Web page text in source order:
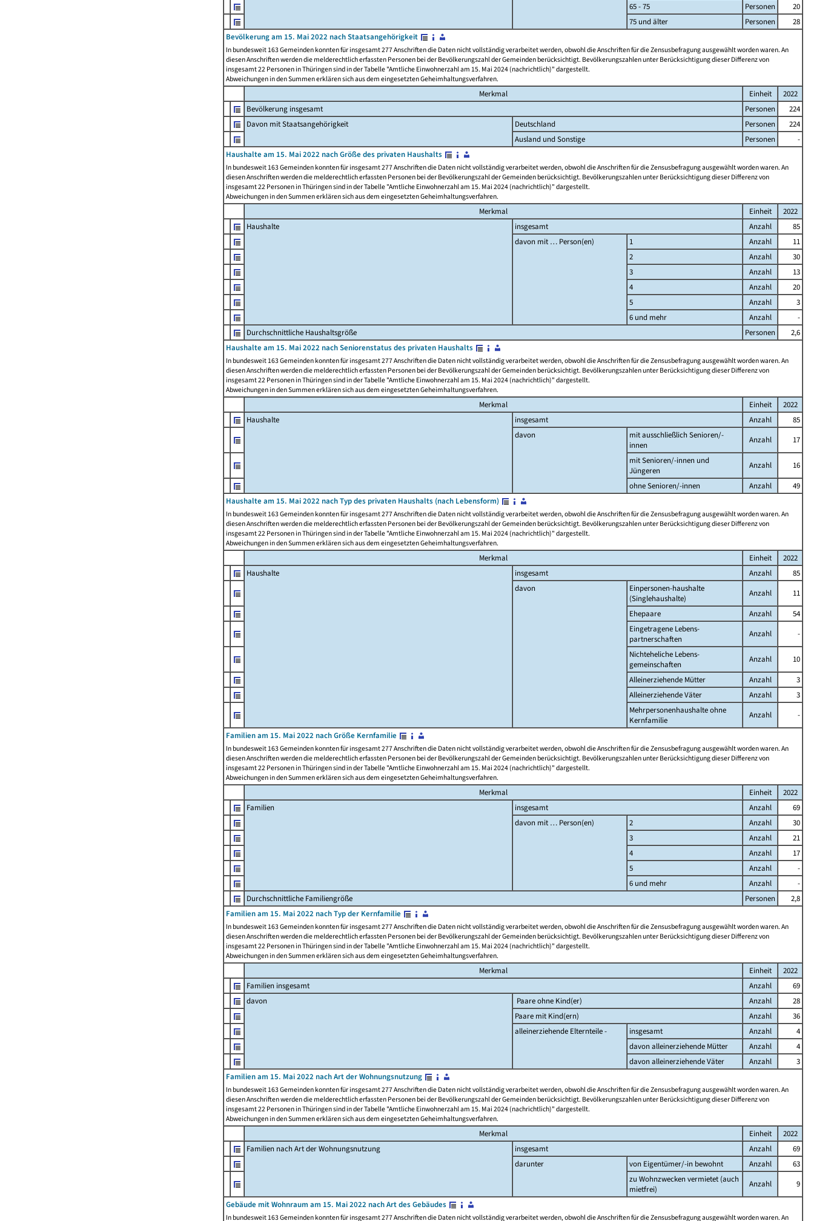
65 - 75
Personen
20
75 und älter
Personen
28
Bevölkerung am 15. Mai 2022 nach Staatsangehörigkeit
In bundesweit 163 Gemeinden konnten für insgesamt 277 Anschriften die Daten nicht vollständig verarbeitet werden, obwohl die Anschriften für die Zensusbefragung ausgewählt worden waren. An
diesen Anschriften werden die melderechtlich erfassten Personen bei der Bevölkerungszahl der Gemeinden berücksichtigt. Bevölkerungszahlen unter Berücksichtigung dieser Differenz von
insgesamt 22 Personen in Thüringen sind in der Tabelle "Amtliche Einwohnerzahl am 15. Mai 2024 (nachrichtlich)" dargestellt.
Abweichungen in den Summen erklären sich aus dem eingesetzten Geheimhaltungsverfahren.
Merkmal Einheit
2022
Bevölkerung insgesamt
Personen
224
Davon mit Staatsangehörigkeit
Deutschland Personen
224
Ausland und Sonstige
Personen
-
Haushalte am 15. Mai 2022 nach Größe des privaten Haushalts
In bundesweit 163 Gemeinden konnten für insgesamt 277 Anschriften die Daten nicht vollständig verarbeitet werden, obwohl die Anschriften für die Zensusbefragung ausgewählt worden waren. An
diesen Anschriften werden die melderechtlich erfassten Personen bei der Bevölkerungszahl der Gemeinden berücksichtigt. Bevölkerungszahlen unter Berücksichtigung dieser Differenz von
insgesamt 22 Personen in Thüringen sind in der Tabelle "Amtliche Einwohnerzahl am 15. Mai 2024 (nachrichtlich)" dargestellt.
Abweichungen in den Summen erklären sich aus dem eingesetzten Geheimhaltungsverfahren.
Merkmal Einheit
2022
Haushalte
insgesamt Anzahl
85
davon mit … Person(en)
1 Anzahl
11
2
Anzahl
30
3
Anzahl
13
4
Anzahl
20
5
Anzahl
3
6 und mehr
Anzahl
-
Durchschnittliche Haushaltsgröße
Personen
2,6
Haushalte am 15. Mai 2022 nach Seniorenstatus des privaten Haushalts
In bundesweit 163 Gemeinden konnten für insgesamt 277 Anschriften die Daten nicht vollständig verarbeitet werden, obwohl die Anschriften für die Zensusbefragung ausgewählt worden waren. An
diesen Anschriften werden die melderechtlich erfassten Personen bei der Bevölkerungszahl der Gemeinden berücksichtigt. Bevölkerungszahlen unter Berücksichtigung dieser Differenz von
insgesamt 22 Personen in Thüringen sind in der Tabelle "Amtliche Einwohnerzahl am 15. Mai 2024 (nachrichtlich)" dargestellt.
Abweichungen in den Summen erklären sich aus dem eingesetzten Geheimhaltungsverfahren.
Merkmal Einheit
2022
Haushalte
insgesamt Anzahl
85
davon
mit ausschließlich Senioren/-
innen
Anzahl
17
mit Senioren/-innen und
Jüngeren
Anzahl
16
ohne Senioren/-innen
Anzahl
49
Haushalte am 15. Mai 2022 nach Typ des privaten Haushalts (nach Lebensform)
In bundesweit 163 Gemeinden konnten für insgesamt 277 Anschriften die Daten nicht vollständig verarbeitet werden, obwohl die Anschriften für die Zensusbefragung ausgewählt worden waren. An
diesen Anschriften werden die melderechtlich erfassten Personen bei der Bevölkerungszahl der Gemeinden berücksichtigt. Bevölkerungszahlen unter Berücksichtigung dieser Differenz von
insgesamt 22 Personen in Thüringen sind in der Tabelle "Amtliche Einwohnerzahl am 15. Mai 2024 (nachrichtlich)" dargestellt.
Abweichungen in den Summen erklären sich aus dem eingesetzten Geheimhaltungsverfahren.
Merkmal Einheit
2022
Haushalte
insgesamt Anzahl
85
davon
Einpersonen-haushalte
(Singlehaushalte)
Anzahl
11
Ehepaare
Anzahl
54
Eingetragene Lebens-
partnerschaften
Anzahl
-
Nichteheliche Lebens-
gemeinschaften
Anzahl
10
Alleinerziehende Mütter
Anzahl
3
Alleinerziehende Väter
Anzahl
3
Mehrpersonenhaushalte ohne
Kernfamilie
Anzahl
-
Familien am 15. Mai 2022 nach Größe Kernfamilie
In bundesweit 163 Gemeinden konnten für insgesamt 277 Anschriften die Daten nicht vollständig verarbeitet werden, obwohl die Anschriften für die Zensusbefragung ausgewählt worden waren. An
diesen Anschriften werden die melderechtlich erfassten Personen bei der Bevölkerungszahl der Gemeinden berücksichtigt. Bevölkerungszahlen unter Berücksichtigung dieser Differenz von
insgesamt 22 Personen in Thüringen sind in der Tabelle "Amtliche Einwohnerzahl am 15. Mai 2024 (nachrichtlich)" dargestellt.
Abweichungen in den Summen erklären sich aus dem eingesetzten Geheimhaltungsverfahren.
Merkmal Einheit
2022
Familien
insgesamt Anzahl
69
davon mit … Person(en)
2 Anzahl
30
3
Anzahl
21
4
Anzahl
17
5
Anzahl
-
6 und mehr
Anzahl
-
Durchschnittliche Familiengröße
Personen
2,8
Familien am 15. Mai 2022 nach Typ der Kernfamilie
In bundesweit 163 Gemeinden konnten für insgesamt 277 Anschriften die Daten nicht vollständig verarbeitet werden, obwohl die Anschriften für die Zensusbefragung ausgewählt worden waren. An
diesen Anschriften werden die melderechtlich erfassten Personen bei der Bevölkerungszahl der Gemeinden berücksichtigt. Bevölkerungszahlen unter Berücksichtigung dieser Differenz von
insgesamt 22 Personen in Thüringen sind in der Tabelle "Amtliche Einwohnerzahl am 15. Mai 2024 (nachrichtlich)" dargestellt.
Abweichungen in den Summen erklären sich aus dem eingesetzten Geheimhaltungsverfahren.
Merkmal Einheit
2022
Familien insgesamt
Anzahl
69
davon
Paare ohne Kind(er) Anzahl
28
Paare mit Kind(ern)
Anzahl
36
alleinerziehende Elternteile -
insgesamt Anzahl
4
davon alleinerziehende Mütter
Anzahl
4
davon alleinerziehende Väter
Anzahl
3
Familien am 15. Mai 2022 nach Art der Wohnungsnutzung
In bundesweit 163 Gemeinden konnten für insgesamt 277 Anschriften die Daten nicht vollständig verarbeitet werden, obwohl die Anschriften für die Zensusbefragung ausgewählt worden waren. An
diesen Anschriften werden die melderechtlich erfassten Personen bei der Bevölkerungszahl der Gemeinden berücksichtigt. Bevölkerungszahlen unter Berücksichtigung dieser Differenz von
insgesamt 22 Personen in Thüringen sind in der Tabelle "Amtliche Einwohnerzahl am 15. Mai 2024 (nachrichtlich)" dargestellt.
Abweichungen in den Summen erklären sich aus dem eingesetzten Geheimhaltungsverfahren.
Merkmal Einheit
2022
Familien nach Art der Wohnungsnutzung
insgesamt Anzahl
69
darunter
von Eigentümer/-in bewohnt Anzahl
63
zu Wohnzwecken vermietet (auch
mietfrei)
Anzahl
9
Gebäude mit Wohnraum am 15. Mai 2022 nach Art des Gebäudes
In bundesweit 163 Gemeinden konnten für insgesamt 277 Anschriften die Daten nicht vollständig verarbeitet werden, obwohl die Anschriften für die Zensusbefragung ausgewählt worden waren. An